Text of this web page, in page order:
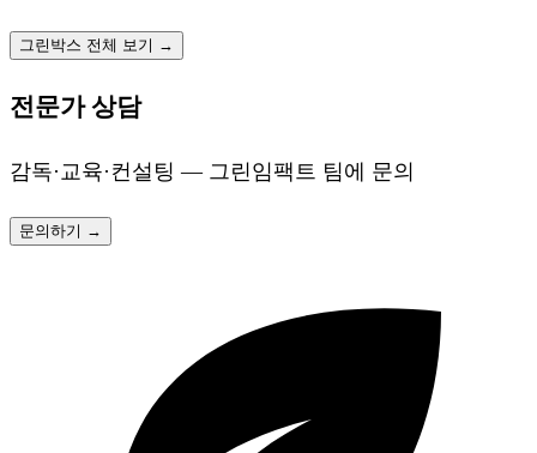
그린박스 전체 보기 →
전문가 상담
감독·교육·컨설팅 — 그린임팩트 팀에 문의
문의하기 →